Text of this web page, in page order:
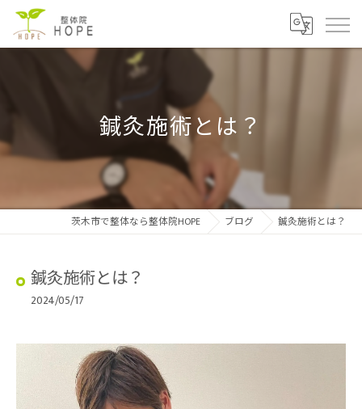
鍼灸施術とは？
茨木市で整体なら整体院HOPE ブログ 鍼灸施術とは？
鍼灸施術とは？
2024/05/17